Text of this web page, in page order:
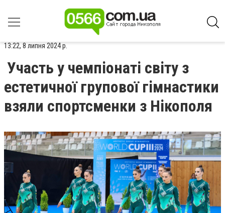
13:22, 8 липня 2024 р.
Участь у чемпіонаті світу з
естетичної групової гімнастики
взяли спортсменки з Нікополя